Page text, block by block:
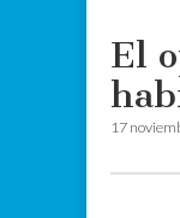
El
17